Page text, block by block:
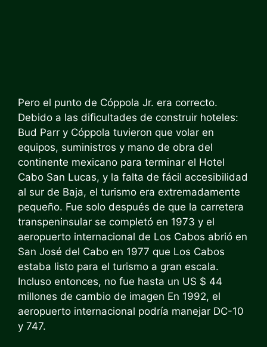
Pero el punto de Cóppola Jr. era correcto.
Debido a las dificultades de construir hoteles:
Bud Parr y Cóppola tuvieron que volar en
equipos, suministros y mano de obra del
continente mexicano para terminar el Hotel
Cabo San Lucas, y la falta de fácil accesibilidad
al sur de Baja, el turismo era extremadamente
pequeño. Fue solo después de que la carretera
transpeninsular se completó en 1973 y el
aeropuerto internacional de Los Cabos abrió en
San José del Cabo en 1977 que Los Cabos
estaba listo para el turismo a gran escala.
Incluso entonces, no fue hasta un US $ 44
millones de cambio de imagen En 1992, el
aeropuerto internacional podría manejar DC-10
y 747.